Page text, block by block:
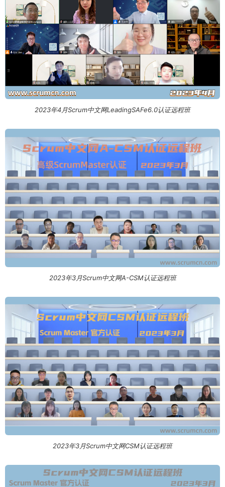
2023年4月Scrum中文网LeadingSAFe6.0认证远程班
2023年3月Scrum中文网A-CSM认证远程班
2023年3月Scrum中文网CSM认证远程班